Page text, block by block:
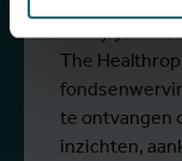
Schrijf je in
The
te ontvangen
inzichten,